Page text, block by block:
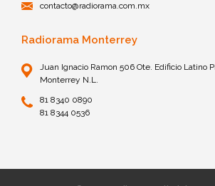
contacto@radiorama.com.mx
Radiorama Monterrey
Juan Ignacio Ramon 506 Ote. Edificio Latino
Monterrey N.L.
81 8340 0890
81 8344 0536